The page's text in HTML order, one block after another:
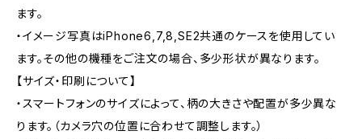
ます。
・イメージ写真はiPhone6,7,8,SE2共通のケースを使用してい
ます。その他の機種をご注文の場合、多少形状が異なります。
【サイズ・印刷について】
・スマートフォンのサイズによって、柄の大きさや配置が多少異な
ります。（カメラ穴の位置に合わせて調整します。）